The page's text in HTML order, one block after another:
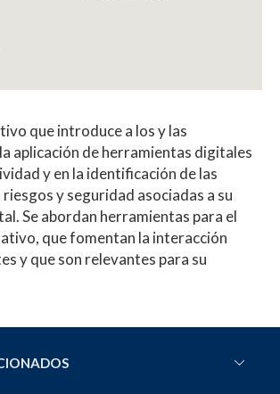
que introduce a los y las
aplicación de herramientas digitales
y en la identificación de las
y seguridad asociadas a su
Se abordan herramientas para el
que fomentan la interacción
y que son relevantes para su